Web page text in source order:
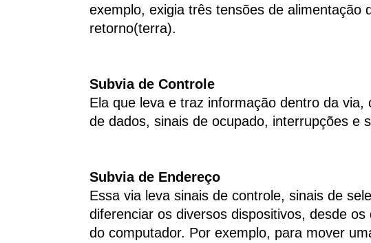
exemplo, exigia três tensões de alimentação
retorno(terra).
Subvia de Controle
Ela que leva e traz informação dentro da
de dados, sinais de ocupado, interrupções e
Subvia de Endereço
Essa via leva sinais de controle, sinais de
diferenciar os diversos dispositivos, desde
do computador. Por exemplo, para mover